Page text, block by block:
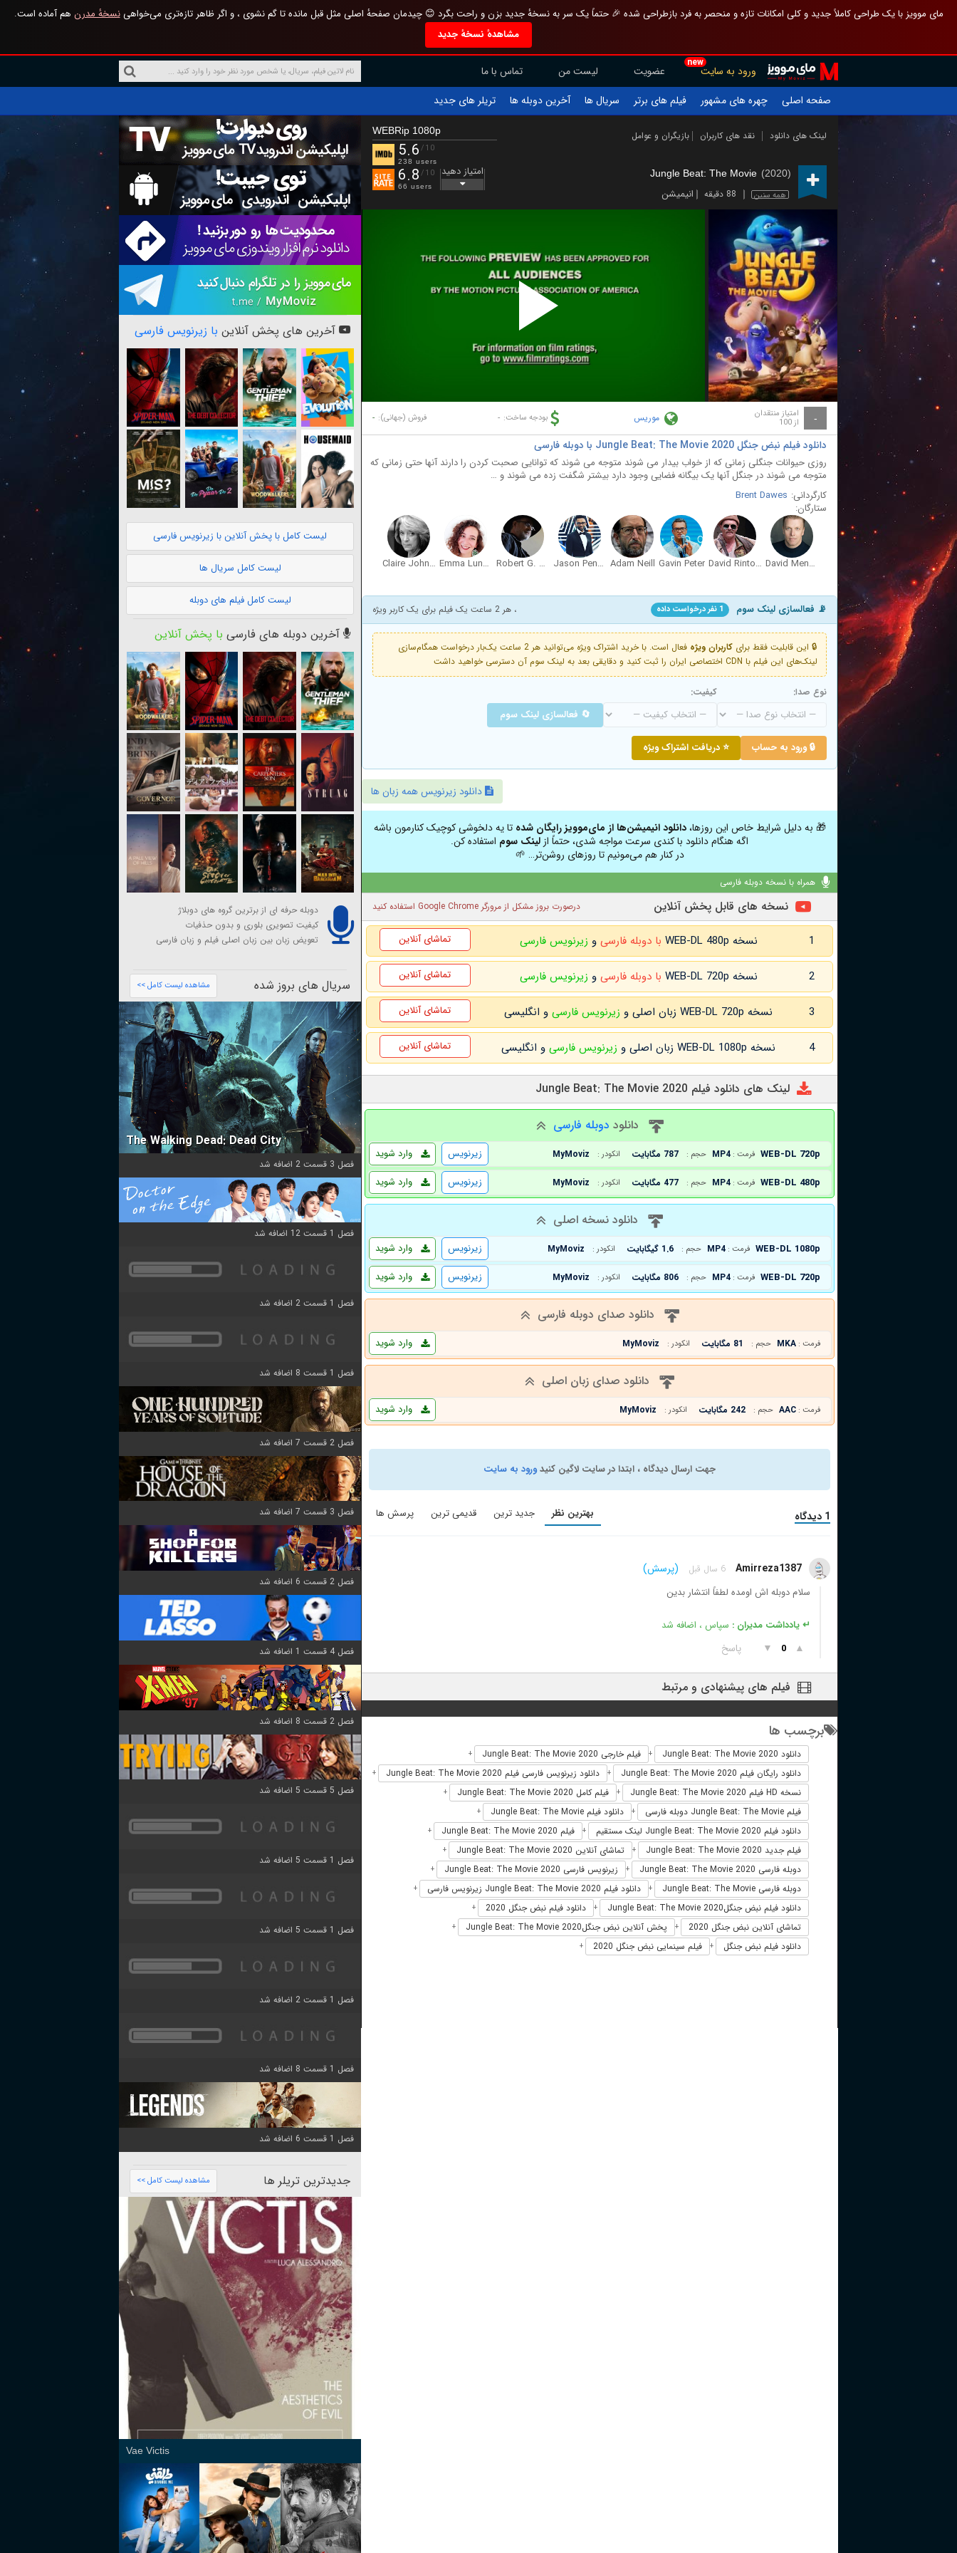
مای موویز با یک طراحی کاملاً جدید و کلی امکانات تازه و منحصر به فرد بازطراحی شده 🎉 حتماً یک سر به نسخهٔ جدید بزن و راحت بگرد 😊 چیدمان صفحهٔ اصلی مثل قبل مانده تا گم نشوی ، و اگر ظاهر تازه‌تری می‌خواهینسخهٔ مدرن هم آماده است.
مشاهدهٔ نسخهٔ جدید
new
ورود به سایت عضویت لیست من
تماس با ما
صفحه اصلی
چهره های مشهور فیلم های برتر سریال ها آخرین دوبله ها تریلر های جدید
لینک های دانلود نقد های کاربران بازیگران و عوامل
Jungle Beat: The Movie (2020)
همه سنین 88 دقیقه انیمیشن
WEBRip 1080p
5.6 /10
238 users
6.8 /10
66 users
امتیاز دهید
Play
Video
- امتیاز منتقدان
از 100 موریس بودجه ساخت: - فروش (جهانی): -
دانلود فیلم نبض جنگل Jungle Beat: The Movie 2020 با دوبله فارسی
روزی حیوانات جنگلی زمانی که از خواب بیدار می شوند متوجه می شوند که توانایی صحبت کردن را دارند آنها حتی زمانی که
متوجه می شوند در جنگل آنها یک بیگانه فضایی وجود دارد بیشتر شگفت زده می شوند و …
کارگردانی: Brent Dawes
ستارگان:
David Menkin
David Rintoul
Gavin Peter
Adam Neill
Jason Pennycooke
Robert G. Slade
Emma Lungiswa De Wet
Claire Johnston
📡 فعالسازی لینک سوم 1 نفر درخواست داده ، هر 2 ساعت یک فیلم برای یک کاربر ویژه
🔒 این قابلیت فقط برای کاربران ویژه
فعال است. با خرید اشتراک ویژه می‌توانید هر 2 ساعت یک‌بار درخواست همگام‌سازی
لینک‌های این فیلم با CDN اختصاصی ایران را ثبت کنید و دقایقی بعد به لینک سوم آن دسترسی خواهید داشت
نوع صدا: کیفیت:
🔄 فعالسازی لینک سوم
🔒 ورود به حساب ⭐ دریافت اشتراک ویژه
دانلود زیرنویس همه زبان ها
🎁 به دلیل شرایط خاص این روزها،دانلود انیمیشن‌ها از مای‌موویز رایگان شده تا یه دلخوشی کوچیک کنارمون باشه
اگه هنگام دانلود با کندی سرعت مواجه شدی، حتماً از لینک سوم استفاده کن.
در کنار هم می‌مونیم تا روزهای روشن‌تر… 🌱
همراه با نسخه دوبله فارسی
نسخه های قابل پخش آنلاین درصورت بروز مشکل از مرورگر Google Chrome استفاده کنید
1 نسخه WEB-DL 480p با دوبله فارسی و زیرنویس فارسی تماشای آنلاین
2 نسخه WEB-DL 720p با دوبله فارسی و زیرنویس فارسی تماشای آنلاین
3 نسخه WEB-DL 720p زبان اصلی و زیرنویس فارسی و انگلیسی تماشای آنلاین
4 نسخه WEB-DL 1080p زبان اصلی و زیرنویس فارسی و انگلیسی تماشای آنلاین
لینک های دانلود فیلم Jungle Beat: The Movie 2020
دانلود دوبله فارسی
WEB-DL 720p فرمت : MP4 حجم : 787 مگابایت انکودر : MyMoviz وارد شوید
زیرنویس
WEB-DL 480p فرمت : MP4 حجم : 477 مگابایت انکودر : MyMoviz وارد شوید زیرنویس
دانلود نسخه اصلی
WEB-DL 1080p فرمت : MP4 حجم : 1.6 گیگابایت انکودر : MyMoviz وارد شوید
زیرنویس
WEB-DL 720p فرمت : MP4 حجم : 806 مگابایت انکودر : MyMoviz وارد شوید زیرنویس
دانلود صدای دوبله فارسی
فرمت : MKA حجم : 81 مگابایت انکودر : MyMoviz وارد شوید
دانلود صدای زبان اصلی
فرمت : AAC حجم : 242 مگابایت انکودر : MyMoviz وارد شوید
جهت ارسال دیدگاه ، ابتدا در سایت لاگین کنیدورود به سایت
1 دیدگاه بهترین نظر جدید ترین قدیمی ترین پرسش ها
Amirreza1387 6 سال قبل (پرسش)
سلام دوبله اش اومده لطفاً انتشار بدین
↵ یادداشت مدیران : سپاس ، اضافه شد
▲
0
▼ پاسخ
فیلم های پیشنهادی و مرتبط
برچسب ها
دانلود Jungle Beat: The Movie 2020 + فیلم خارجی Jungle Beat: The Movie 2020 +
دانلود رایگان فیلم Jungle Beat: The Movie 2020 + دانلود زیرنویس فارسی فیلم Jungle Beat: The Movie 2020 +
نسخه HD فیلم Jungle Beat: The Movie 2020 + فیلم کامل Jungle Beat: The Movie 2020 +
فیلم Jungle Beat: The Movie دوبله فارسی + دانلود فیلم Jungle Beat: The Movie +
دانلود فیلم Jungle Beat: The Movie 2020 لینک مستقیم + فیلم Jungle Beat: The Movie 2020 +
فیلم جدید Jungle Beat: The Movie 2020 + تماشای آنلاین Jungle Beat: The Movie 2020 +
دوبله فارسی Jungle Beat: The Movie 2020 + زیرنویس فارسی Jungle Beat: The Movie 2020 +
دوبله فارسی Jungle Beat: The Movie + دانلود فیلم Jungle Beat: The Movie 2020 زیرنویس فارسی +
دانلود فیلم نبض جنگلJungle Beat: The Movie 2020 + دانلود فیلم نبض جنگل 2020 +
تماشای آنلاین نبض جنگل 2020 + پخش آنلاین نبض جنگلJungle Beat: The Movie 2020 +
دانلود فیلم نبض جنگل + فیلم سینمایی نبض جنگل 2020 +
آخرین های پخش آنلاین با زیرنویس فارسی
لیست کامل با پخش آنلاین با زیرنویس فارسی
لیست کامل سریال ها
لیست کامل فیلم های دوبله
آخرین دوبله های فارسی با پخش آنلاین
دوبله حرفه ای از برترین گروه های دوبلاژ
کیفیت تصویری بلوری و بدون حذفیات
تعویض زبان بین زبان اصلی فیلم و زبان فارسی
سریال های بروز شده مشاهده لیست کامل >>
The Walking Dead: Dead City
فصل 3 قسمت 2 اضافه شد
فصل 1 قسمت 12 اضافه شد
فصل 1 قسمت 2 اضافه شد
فصل 1 قسمت 8 اضافه شد
فصل 2 قسمت 7 اضافه شد
فصل 3 قسمت 7 اضافه شد
فصل 2 قسمت 6 اضافه شد
فصل 4 قسمت 1 اضافه شد
فصل 2 قسمت 8 اضافه شد
فصل 5 قسمت 5 اضافه شد
فصل 1 قسمت 5 اضافه شد
فصل 1 قسمت 5 اضافه شد
فصل 1 قسمت 2 اضافه شد
فصل 1 قسمت 8 اضافه شد
فصل 1 قسمت 6 اضافه شد
جدیدترین تریلر ها مشاهده لیست کامل >>
Vae Victis